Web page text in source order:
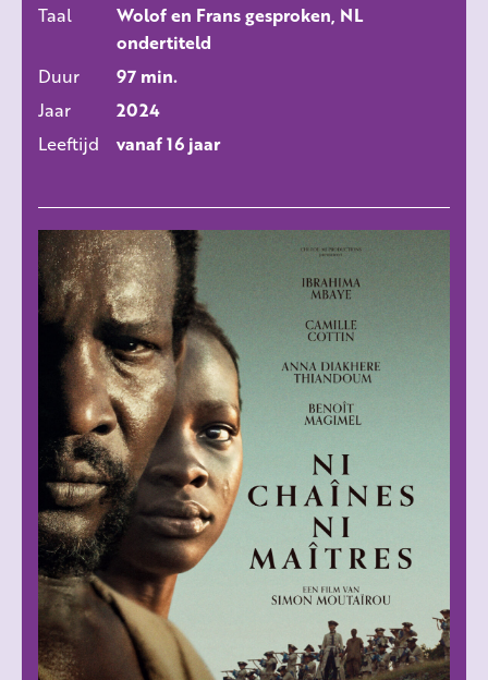
Taal
Wolof en Frans gesproken, NL
ondertiteld
Duur
97 min.
Jaar
2024
Leeftijd
vanaf 16 jaar